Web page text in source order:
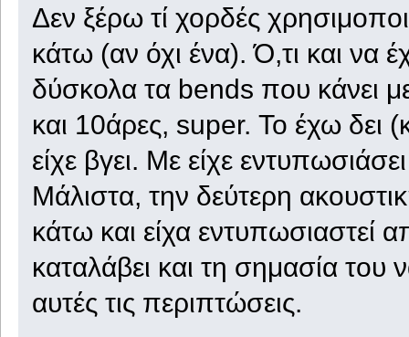
Δεν ξέρω τί χορδές
κάτω (αν όχι ένα). Ό,τι και να
δύσκολα τα bends που κάνει
και 10άρες, super. Το έχω δει
είχε βγει. Με είχε
Μάλιστα, την δεύτερη
κάτω και είχα εντυπωσιαστεί
καταλάβει και τη σημασία του
αυτές τις περιπτώσεις.